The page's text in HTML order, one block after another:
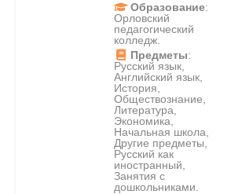
Образование:
Орловский
педагогический
колледж.
Предметы:
Русский язык,
Английский язык,
История,
Обществознание,
Литература,
Экономика,
Начальная школа,
Другие предметы,
Русский как
иностранный,
Занятия с
дошкольниками.